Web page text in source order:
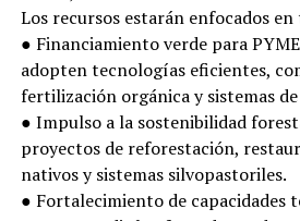
Los recursos estarán enfocados
● Financiamiento verde para
adopten tecnologías eficientes,
fertilización orgánica y sistemas
● Impulso a la sostenibilidad
proyectos de reforestación,
nativos y sistemas silvopastoriles.
● Fortalecimiento de capacidades